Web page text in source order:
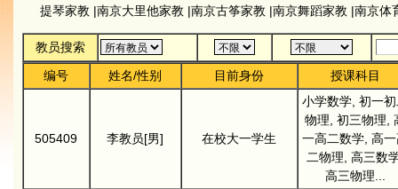
提琴家教 |南京大里他家教 |南京古筝家教 |南京舞蹈家教 |南京体
教员搜索
编号
姓名/性别 目前身份 授课科目
505409 李教员[男] 在校大一学生
小学数学, 初一
物理, 初三物理,
一高二数学, 高
二物理, 高三数
高三物理...